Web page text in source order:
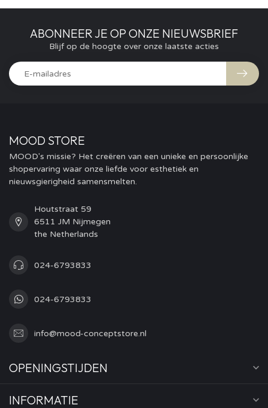
ABONNEER JE OP ONZE NIEUWSBRIEF
Blijf op de hoogte over onze laatste acties
MOOD STORE
MOOD's missie? Het creëren van een unieke en persoonlijke
shopervaring waar onze liefde voor esthetiek en
nieuwsgierigheid samensmelten.
Houtstraat 59
6511 JM Nijmegen
the Netherlands
024-6793833
024-6793833
info@mood-conceptstore.nl
OPENINGSTIJDEN
INFORMATIE